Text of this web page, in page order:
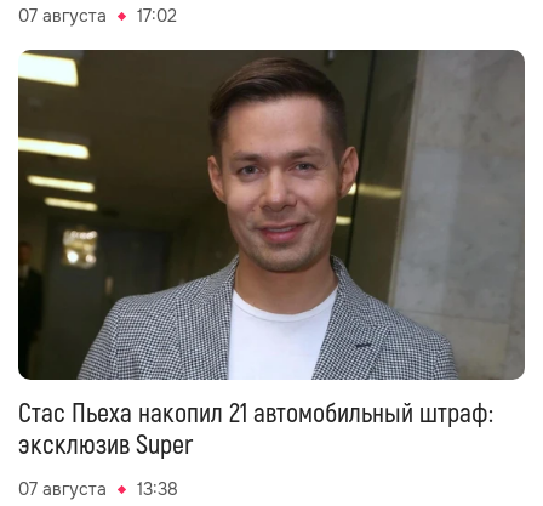
07 августа 17:02
Стас Пьеха накопил 21 автомобильный штраф:
эксклюзив Super
07 августа 13:38